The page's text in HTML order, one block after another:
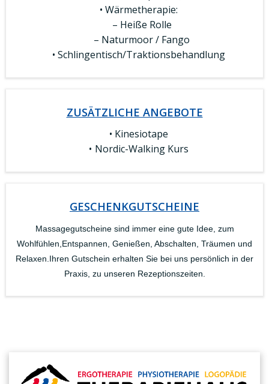
Wärmetherapie:
– Heiße Rolle
– Naturmoor / Fango
Schlingentisch/Traktionsbehandlung
ZUSÄTZLICHE ANGEBOTE
Kinesiotape
Nordic-Walking Kurs
GESCHENKGUTSCHEINE
Massagegutscheine sind immer eine gute Idee, zum
Wohlfühlen,Entspannen, Genießen, Abschalten, Träumen und
Relaxen.Ihren Gutschein erhalten Sie bei uns persönlich in der
Praxis, zu unseren Rezeptionszeiten.